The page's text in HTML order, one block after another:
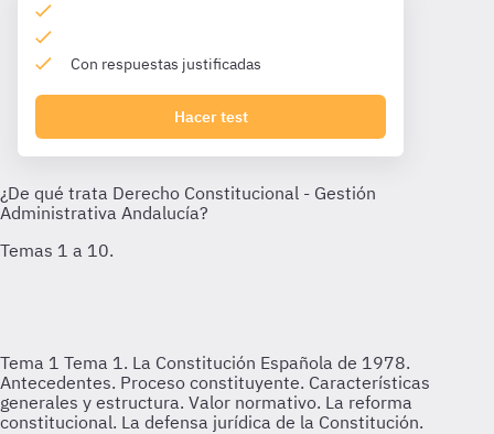
Con respuestas justificadas
Hacer test
Tema 1 Tema 1. La Constitución Española de 1978.
Antecedentes. Proceso constituyente. Características
generales y estructura. Valor normativo. La reforma
constitucional. La defensa jurídica de la Constitución.